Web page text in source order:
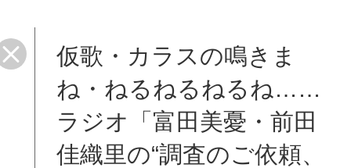
仮歌・カラスの鳴きま
ね・ねるねるねるね……
ラジオ「富田美憂・前田
佳織里の“調査のご依頼、